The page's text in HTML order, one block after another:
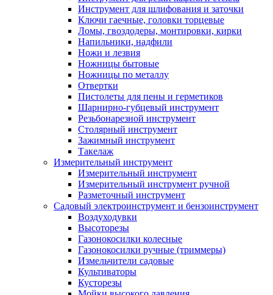
Инструмент для шлифования и заточки
Ключи гаечные, головки торцевые
Ломы, гвоздодеры, монтировки, кирки
Напильники, надфили
Ножи и лезвия
Ножницы бытовые
Ножницы по металлу
Отвертки
Пистолеты для пены и герметиков
Шарнирно-губцевый инструмент
Резьбонарезной инструмент
Столярный инструмент
Зажимный инструмент
Такелаж
Измерительный инструмент
Измерительный инструмент
Измерительный инструмент ручной
Разметочный инструмент
Садовый электроинструмент и бензоинструмент
Воздуходувки
Высоторезы
Газонокосилки колесные
Газонокосилки ручные (триммеры)
Измельчители садовые
Культиваторы
Кусторезы